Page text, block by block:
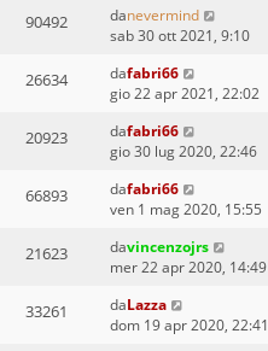
90492 danevermind
sab 30 ott 2021, 9:10
26634 dafabri66
gio 22 apr 2021, 22:02
20923 dafabri66
gio 30 lug 2020, 22:46
66893 dafabri66
ven 1 mag 2020, 15:55
21623 davincenzojrs
mer 22 apr 2020, 14:49
33261 daLazza
dom 19 apr 2020, 22:41